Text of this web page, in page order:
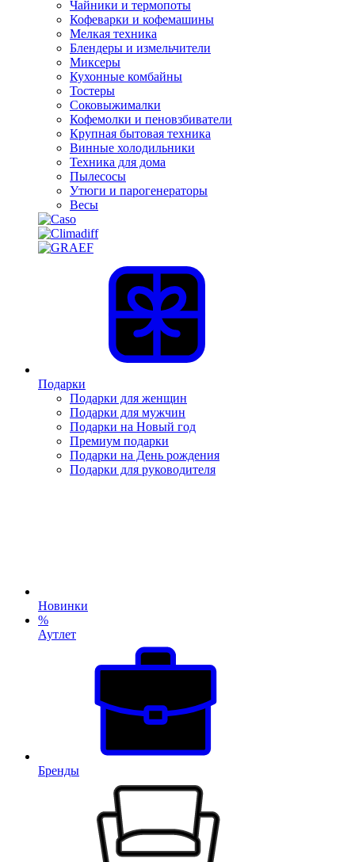
Чайники и термопоты
Кофеварки и кофемашины
Мелкая техника
Блендеры и измельчители
Миксеры
Кухонные комбайны
Тостеры
Соковыжималки
Кофемолки и пеновзбиватели
Крупная бытовая техника
Винные холодильники
Техника для дома
Пылесосы
Утюги и парогенераторы
Весы
Подарки
Подарки для женщин
Подарки для мужчин
Подарки на Новый год
Премиум подарки
Подарки на День рождения
Подарки для руководителя
Новинки
%
Аутлет
Бренды